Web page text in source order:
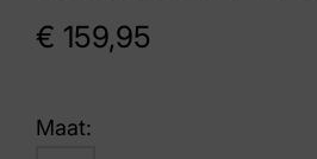
€ 159,95
Maat: